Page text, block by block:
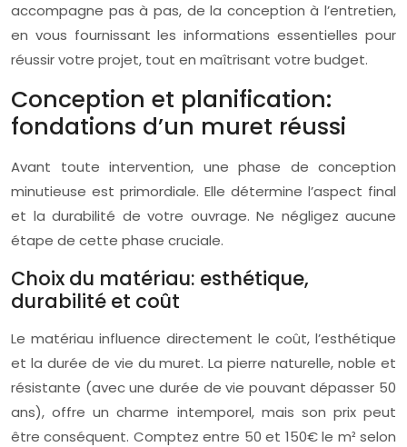
accompagne pas à pas, de la conception à l’entretien,
en vous fournissant les informations essentielles pour
réussir votre projet, tout en maîtrisant votre budget.
Conception et planification:
fondations d’un muret réussi
Avant toute intervention, une phase de conception
minutieuse est primordiale. Elle détermine l’aspect final
et la durabilité de votre ouvrage. Ne négligez aucune
étape de cette phase cruciale.
Choix du matériau: esthétique,
durabilité et coût
Le matériau influence directement le coût, l’esthétique
et la durée de vie du muret. La pierre naturelle, noble et
résistante (avec une durée de vie pouvant dépasser 50
ans), offre un charme intemporel, mais son prix peut
être conséquent. Comptez entre 50 et 150€ le m² selon